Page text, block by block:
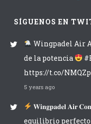
SÍGUENOS EN
Wingpadel Air
de la potencia
https://t.co/
5 years ago
𝐖𝐢𝐧𝐠𝐩𝐚𝐝𝐞𝐥 𝐀𝐢𝐫
equilibrio perfecto